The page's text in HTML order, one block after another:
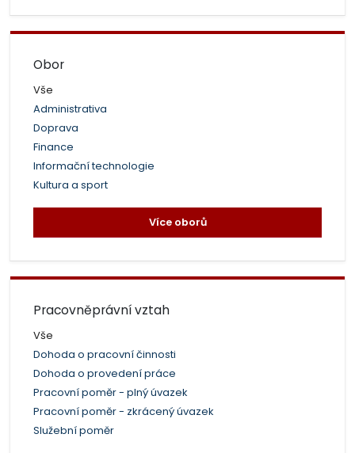
Obor
Vše
Administrativa
Doprava
Finance
Informační technologie
Kultura a sport
Více oborů
Pracovněprávní vztah
Vše
Dohoda o pracovní činnosti
Dohoda o provedení práce
Pracovní poměr - plný úvazek
Pracovní poměr - zkrácený úvazek
Služební poměr